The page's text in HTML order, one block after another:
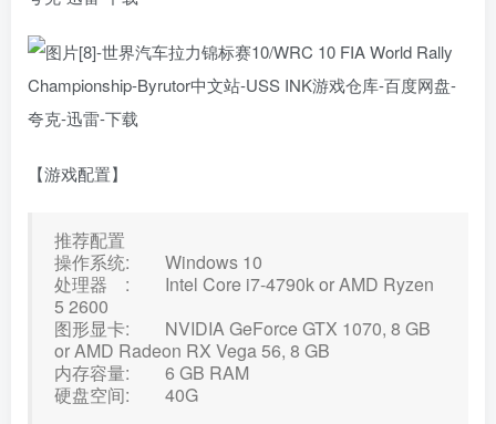
【游戏配置】
推荐配置
操作系统: Windows 10
处理器 : Intel Core i7-4790k or AMD Ryzen
5 2600
图形显卡: NVIDIA GeForce GTX 1070, 8 GB
or AMD Radeon RX Vega 56, 8 GB
内存容量: 6 GB RAM
硬盘空间: 40G